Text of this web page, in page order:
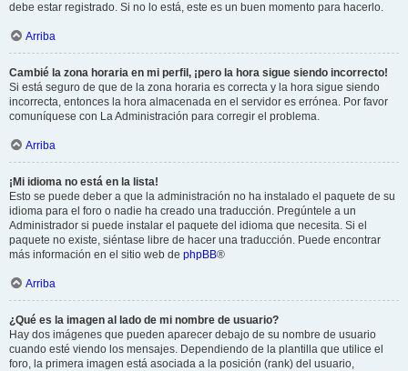
debe estar registrado. Si no lo está, este es un buen momento para hacerlo.
Arriba
Cambié la zona horaria en mi perfil, ¡pero la hora sigue siendo incorrecto!
Si está seguro de que de la zona horaria es correcta y la hora sigue siendo
incorrecta, entonces la hora almacenada en el servidor es errónea. Por favor
comuníquese con La Administración para corregir el problema.
Arriba
¡Mi idioma no está en la lista!
Esto se puede deber a que la administración no ha instalado el paquete de su
idioma para el foro o nadie ha creado una traducción. Pregúntele a un
Administrador si puede instalar el paquete del idioma que necesita. Si el
paquete no existe, siéntase libre de hacer una traducción. Puede encontrar
más información en el sitio web de phpBB®
Arriba
¿Qué es la imagen al lado de mi nombre de usuario?
Hay dos imágenes que pueden aparecer debajo de su nombre de usuario
cuando esté viendo los mensajes. Dependiendo de la plantilla que utilice el
foro, la primera imagen está asociada a la posición (rank) del usuario,